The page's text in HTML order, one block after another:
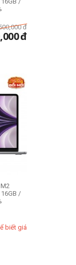
đ
đ
/
biết giá